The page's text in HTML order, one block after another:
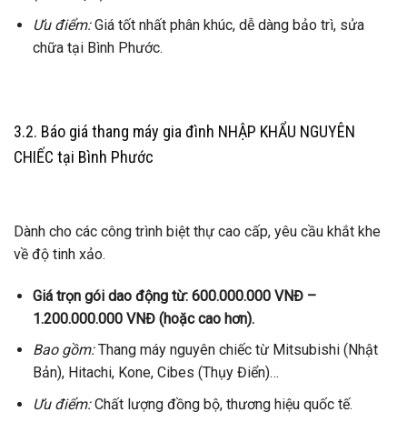
Ưu điểm:Giá tốt nhất phân khúc, dễ dàng bảo trì, sửa
chữa tại Bình Phước.
3.2. Báo giá thang máy gia đình NHẬP KHẨU NGUYÊN
CHIẾC tại Bình Phước
Dành cho các công trình biệt thự cao cấp, yêu cầu khắt khe
về độ tinh xảo.
Giá trọn gói dao động từ: 600.000.000 VNĐ –
1.200.000.000 VNĐ (hoặc cao hơn).
Bao gồm:Thang máy nguyên chiếc từ Mitsubishi (Nhật
Bản), Hitachi, Kone, Cibes (Thụy Điển)…
Ưu điểm:Chất lượng đồng bộ, thương hiệu quốc tế.